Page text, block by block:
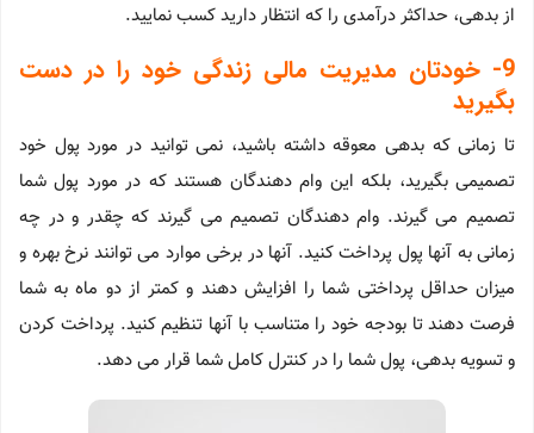
از بدهی، حداکثر درآمدی را که انتظار دارید کسب نمایید.
9- خودتان مدیریت مالی زندگی خود را در دست
بگیرید
تا زمانی که بدهی معوقه داشته باشید، نمی توانید در مورد پول خود
تصمیمی بگیرید، بلکه این وام دهندگان هستند که در مورد پول شما
تصمیم می گیرند. وام دهندگان تصمیم می گیرند که چقدر و در چه
زمانی به آنها پول پرداخت کنید. آنها در برخی موارد می توانند نرخ بهره و
میزان حداقل پرداختی شما را افزایش دهند و کمتر از دو ماه به شما
فرصت دهند تا بودجه خود را متناسب با آنها تنظیم کنید. پرداخت کردن
و تسویه بدهی، پول شما را در کنترل کامل شما قرار می دهد.